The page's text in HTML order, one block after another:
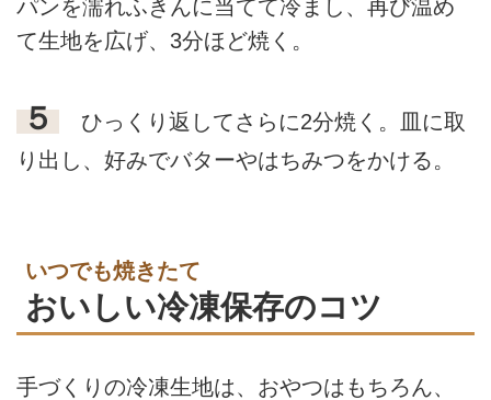
パンを濡れふきんに当てて冷まし、再び温め
て生地を広げ、3分ほど焼く。
５
ひっくり返してさらに2分焼く。皿に取
り出し、好みでバターやはちみつをかける。
いつでも焼きたて
おいしい冷凍保存のコツ
手づくりの冷凍生地は、おやつはもちろん、